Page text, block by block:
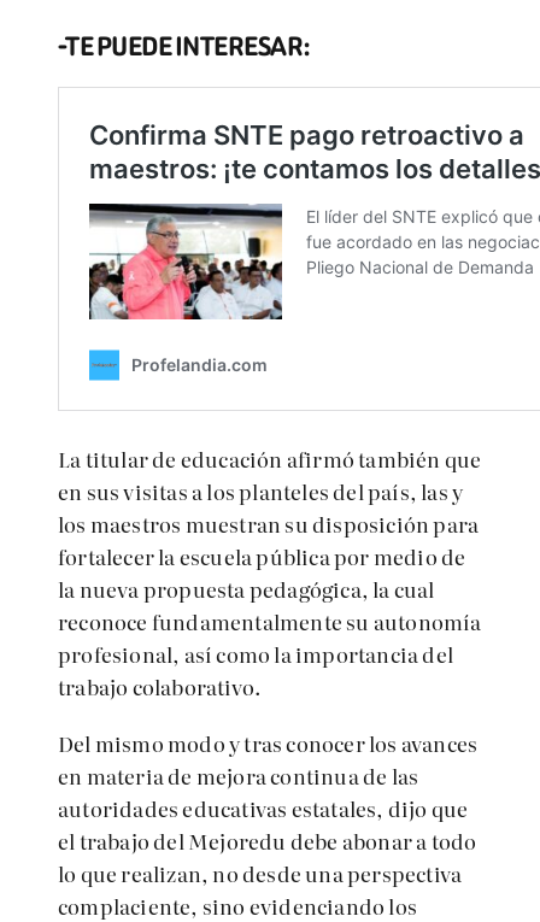
-TE PUEDE INTERESAR:
La titular de educación afirmó también que
en sus visitas a los planteles del país, las y
los maestros muestran su disposición para
fortalecer la escuela pública por medio de
la nueva propuesta pedagógica, la cual
reconoce fundamentalmente su autonomía
profesional, así como la importancia del
trabajo colaborativo.
Del mismo modo y tras conocer los avances
en materia de mejora continua de las
autoridades educativas estatales, dijo que
el trabajo del Mejoredu debe abonar a todo
lo que realizan, no desde una perspectiva
complaciente, sino evidenciando los